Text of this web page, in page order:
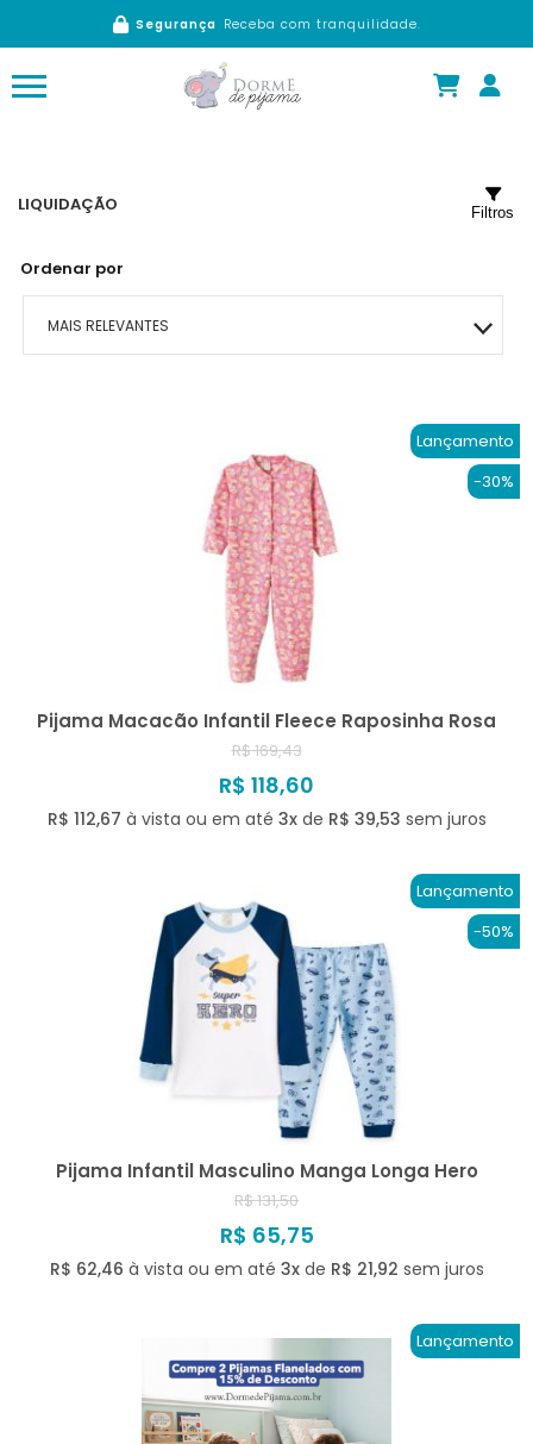
SegurançaReceba com tranquilidade.
LIQUIDAÇÃO
Ordenar por
MAIS RELEVANTES
Filtros
Lançamento
-30%
Pijama Macacão Infantil Fleece Raposinha Rosa
R$ 169,43
R$ 118,60
R$ 112,67 à vista ou em até 3xde R$ 39,53 sem juros
Lançamento
-50%
Pijama Infantil Masculino Manga Longa Hero
R$ 131,50
R$ 65,75
R$ 62,46 à vista ou em até 3xde R$ 21,92 sem juros
Lançamento